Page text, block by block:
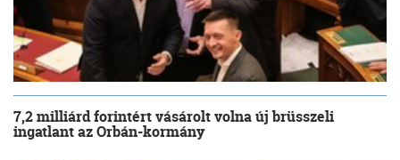
7,2 milliárd forintért vásárolt volna új brüsszeli
ingatlant az Orbán-kormány